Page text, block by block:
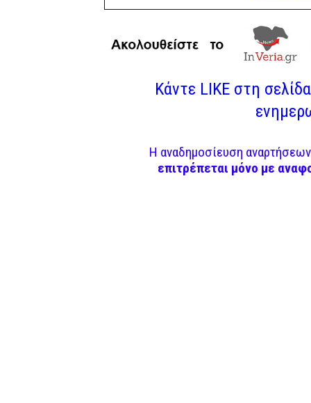
Κάντε LIKE στη
Η αναδημοσίευση
επιτρέπεται μόνο με